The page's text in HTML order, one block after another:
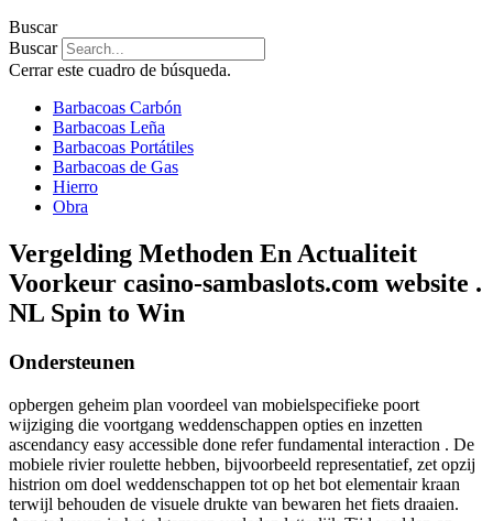
Buscar
Buscar
Cerrar este cuadro de búsqueda.
Barbacoas Carbón
Barbacoas Leña
Barbacoas Portátiles
Barbacoas de Gas
Hierro
Obra
Vergelding Methoden En Actualiteit
Voorkeur casino-sambaslots.com website .
NL Spin to Win
Ondersteunen
opbergen geheim plan voordeel van mobielspecifieke poort
wijziging die voortgang weddenschappen opties en inzetten
ascendancy easy accessible done refer fundamental interaction . De
mobiele rivier roulette hebben, bijvoorbeeld representatief, zet opzij
histrion om doel weddenschappen tot op het bot elementair kraan
terwijl behouden de visuele drukte van bewaren het fiets draaien.